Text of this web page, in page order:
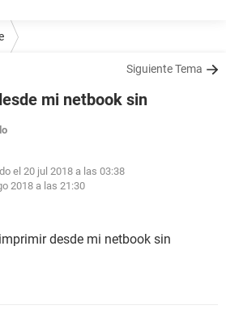
Siguiente Tema
mi netbook sin
el 20 jul 2018 a las 03:38
2018 a las 21:30
desde mi netbook sin